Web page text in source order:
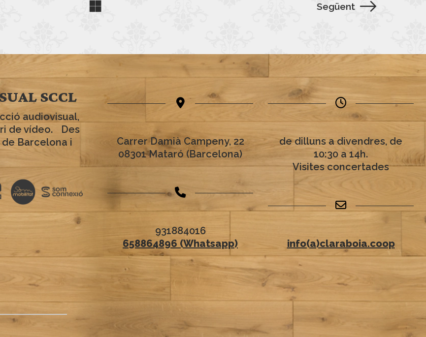
Següent
SCCL
audiovisual,
de vídeo. Des
Barcelona i
Carrer Damià Campeny, 22
08301 Mataró (Barcelona)
931884016
658864896 (Whatsapp)
de dilluns a divendres, de
10:30 a 14h.
Visites concertades
info(a)claraboia.coop